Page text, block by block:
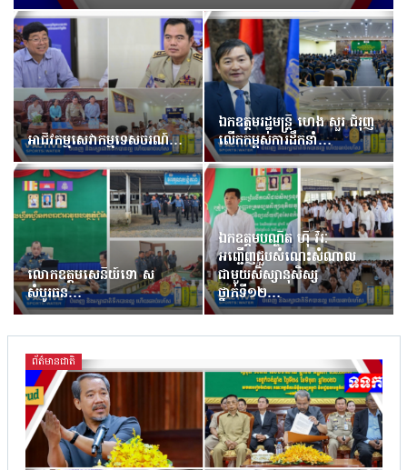
អាជីវកម្មសេវាកម្មទេសចរណ៍…
ឯកឧត្តមរដ្ឋមន្រ្តី ហេង សួរ ជំរុញ
លើកកម្ពស់ការដឹកនាំ…
លោកឧត្តមសេនីយ៍ទោ ស
សំបូរធន…
ឯកឧត្តមបណ្ឌិត ហ៊ឺ វីរៈ
អញ្ជើញជួបសំណេះសំណាល
ជាមួយសិស្សានុសិស្ស
ថ្នាក់ទី១២…
ព័ត៌មានជាតិ